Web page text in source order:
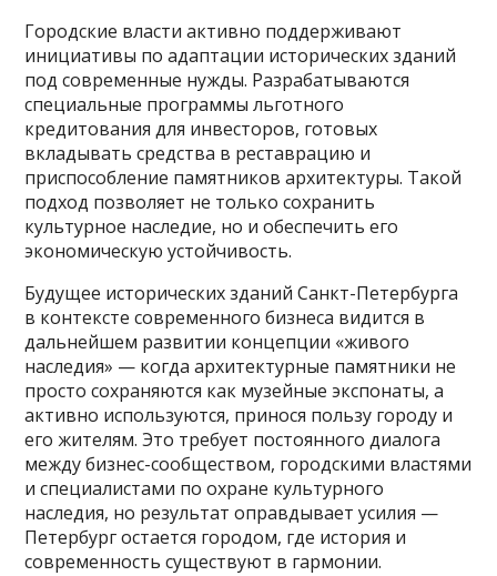
Городские власти активно поддерживают
инициативы по адаптации исторических зданий
под современные нужды. Разрабатываются
специальные программы льготного
кредитования для инвесторов, готовых
вкладывать средства в реставрацию и
приспособление памятников архитектуры. Такой
подход позволяет не только сохранить
культурное наследие, но и обеспечить его
экономическую устойчивость.
Будущее исторических зданий Санкт-Петербурга
в контексте современного бизнеса видится в
дальнейшем развитии концепции «живого
наследия» — когда архитектурные памятники не
просто сохраняются как музейные экспонаты, а
активно используются, принося пользу городу и
его жителям. Это требует постоянного диалога
между бизнес-сообществом, городскими властями
и специалистами по охране культурного
наследия, но результат оправдывает усилия —
Петербург остается городом, где история и
современность существуют в гармонии.